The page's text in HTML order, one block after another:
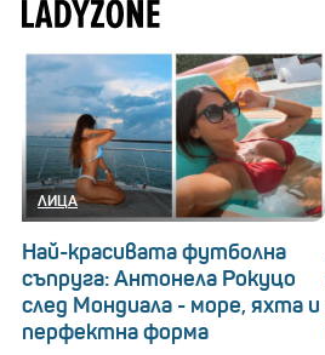
ЛИЦА
Най-красивата футболна
съпруга: Антонела Рокуцо
след Мондиала - море, яхта и
перфектна форма